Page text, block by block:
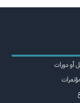
أو دورات